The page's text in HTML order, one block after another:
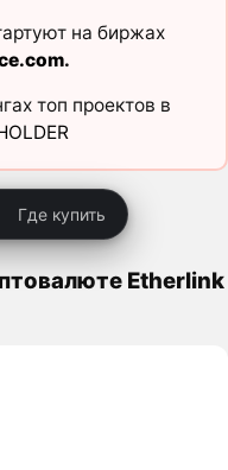
на биржах
.
топ проектов в
Где купить
Etherlink